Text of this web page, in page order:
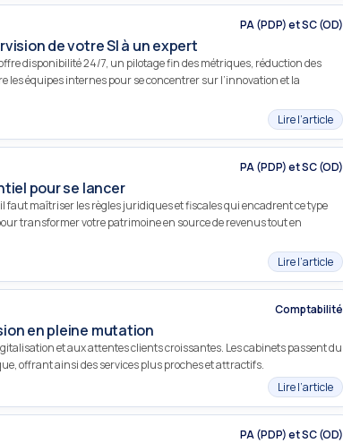
PA (PDP) et SC (OD)
de votre SI à un expert
disponibilité 24/7, un pilotage fin des métriques, réduction des
les équipes internes pour se concentrer sur l’innovation et la
Lire l’article
PA (PDP) et SC (OD)
pour se lancer
maîtriser les règles juridiques et fiscales qui encadrent ce type
transformer votre patrimoine en source de revenus tout en
Lire l’article
Comptabilité
en pleine mutation
et aux attentes clients croissantes. Les cabinets passent du
offrant ainsi des services plus proches et attractifs.
Lire l’article
PA (PDP) et SC (OD)